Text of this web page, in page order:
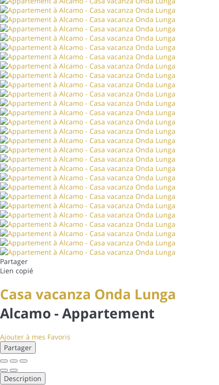
Partager
Lien copié
Casa vacanza Onda Lunga
Alcamo -Appartement
Ajouter à mes Favoris
Partager
Description